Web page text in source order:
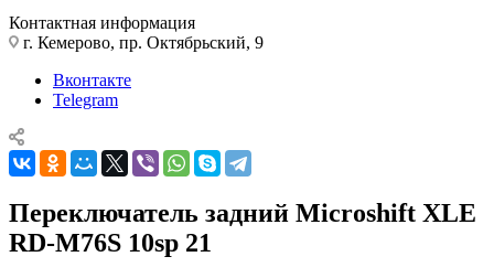
Контактная информация
г. Кемерово, пр. Октябрьский, 9
Вконтакте
Telegram
Переключатель задний Microshift XLE
RD-M76S 10sp 21